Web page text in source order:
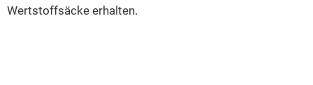
Wertstoffsäcke erhalten.